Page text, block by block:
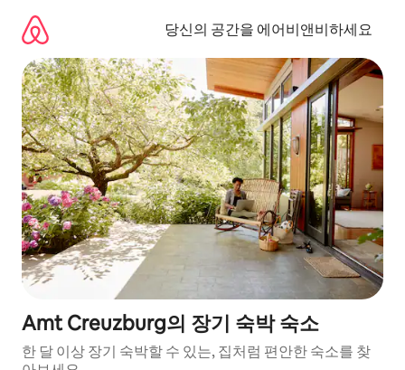
당신의 공간을 에어비앤비하세요
Amt Creuzburg의 장기 숙박 숙소
한 달 이상 장기 숙박할 수 있는, 집처럼 편안한 숙소를 찾